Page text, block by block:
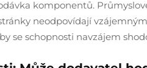
komponentů.
neodpovídají
se schopnosti navzájem